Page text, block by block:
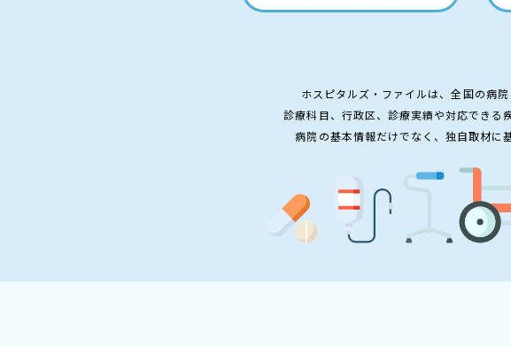
ホスピタルズ・ファイルは、全国の病
診療科目、行政区、診療実績や対応できる
病院の基本情報だけでなく、独自取材に